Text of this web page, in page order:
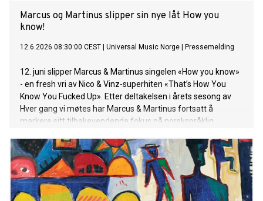
Marcus og Martinus slipper sin nye låt How you
know!
12.6.2026 08:30:00 CEST Universal Music Norge Pressemelding
12. juni slipper Marcus & Martinus singelen «How you know»
- en fresh vri av Nico & Vinz-superhiten «That’s How You
Know You Fucked Up». Etter deltakelsen i årets sesong av
Hver gang vi møtes har Marcus & Martinus fortsatt å
markere sitt tilbakevendende fokus på norskspråklig
Unity Arena på Fornebu og Avicii Arena i Stockholm, der
«How you know» ble debutert live for et ellevilt publikum. Hør
låten HER! På låten synger Marcus & Martinus: Se hva vi har
blitt til nå Leve livet vi drømte om Reise rundt og spille store
shows Høre skrikene fra første rad Men savne ropet